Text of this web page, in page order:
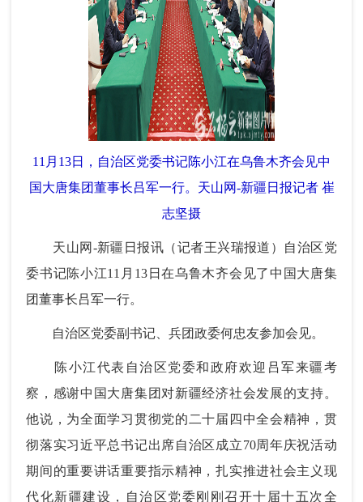
11月13日，自治区党委书记陈小江在乌鲁木齐会见中
国大唐集团董事长吕军一行。天山网-新疆日报记者 崔
志坚摄
天山网-新疆日报讯（记者王兴瑞报道）自治区党
委书记陈小江11月13日在乌鲁木齐会见了中国大唐集
团董事长吕军一行。
自治区党委副书记、兵团政委何忠友参加会见。
陈小江代表自治区党委和政府欢迎吕军来疆考
察，感谢中国大唐集团对新疆经济社会发展的支持。
他说，为全面学习贯彻党的二十届四中全会精神，贯
彻落实习近平总书记出席自治区成立70周年庆祝活动
期间的重要讲话重要指示精神，扎实推进社会主义现
代化新疆建设，自治区党委刚刚召开十届十五次全